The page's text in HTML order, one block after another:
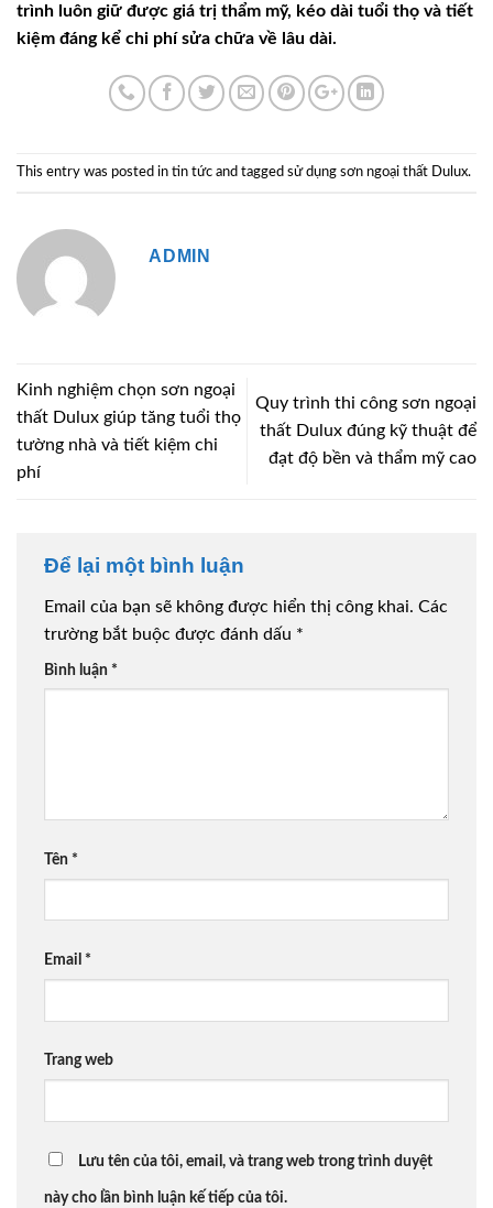
trình luôn giữ được giá trị thẩm mỹ, kéo dài tuổi thọ và tiết
kiệm đáng kể chi phí sửa chữa về lâu dài.
This entry was posted in tin tức and tagged sử dụng sơn ngoại thất Dulux.
ADMIN
Kinh nghiệm chọn sơn ngoại
thất Dulux giúp tăng tuổi thọ
tường nhà và tiết kiệm chi
phí
Quy trình thi công sơn ngoại
thất Dulux đúng kỹ thuật để
đạt độ bền và thẩm mỹ cao
Để lại một bình luận
Email của bạn sẽ không được hiển thị công khai. Các
trường bắt buộc được đánh dấu *
Bình luận *
Tên *
Email *
Trang web
Lưu tên của tôi, email, và trang web trong trình duyệt
này cho lần bình luận kế tiếp của tôi.